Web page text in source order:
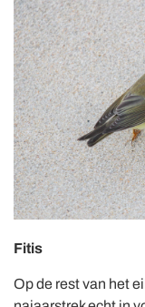
Fitis
Op de rest van het